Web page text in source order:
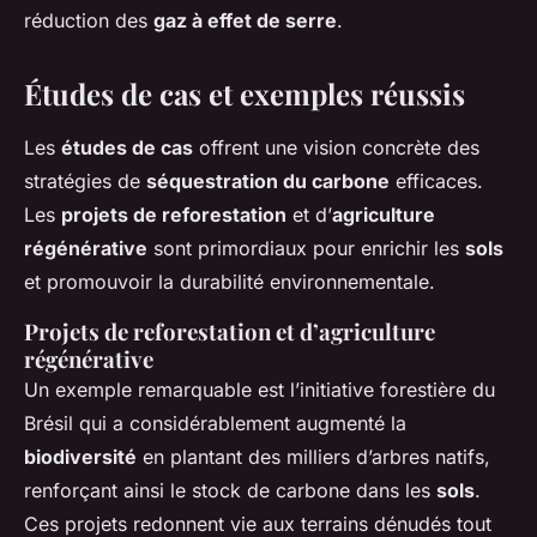
réduction des gaz à effet de serre.
Études de cas et exemples réussis
Les études de cas offrent une vision concrète des
stratégies de séquestration du carbone efficaces.
Les projets de reforestation et d’agriculture
régénérative sont primordiaux pour enrichir les sols
et promouvoir la durabilité environnementale.
Projets de reforestation et d’agriculture
régénérative
Un exemple remarquable est l’initiative forestière du
Brésil qui a considérablement augmenté la
biodiversité en plantant des milliers d’arbres natifs,
renforçant ainsi le stock de carbone dans les sols.
Ces projets redonnent vie aux terrains dénudés tout